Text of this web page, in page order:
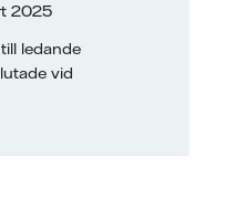
2025
ledande
vid